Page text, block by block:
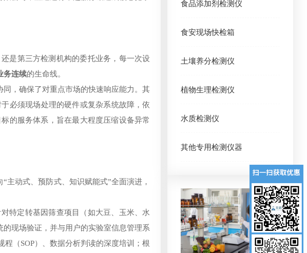
是第三方检测机构的委托业务，每一次设
务连续的生命线。
，确保了对重点市场的快速响应能力。其
必须现场处理的硬件或复杂系统故障，依
的服务体系，旨在最大程度压缩设备异常
主动式、预防式、知识赋能式”全面演进，
特定转基因筛查项目（如大豆、玉米、水
现场验证，并与用户的实验室信息管理系
（SOP）、数据分析判读的深度培训；根
食品添加剂检测仪
食安现场快检箱
土壤养分检测仪
植物生理检测仪
水质检测仪
其他专用检测仪器